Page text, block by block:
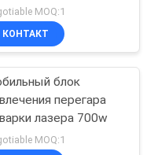
заварки
отмечать
MOQ:1
КОНТАКТ
блок
перегара
лазера 700w
MOQ:1